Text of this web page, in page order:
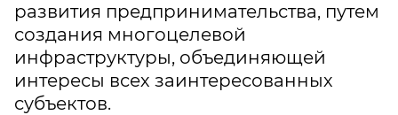
развития предпринимательства, путем
создания многоцелевой
инфраструктуры, объединяющей
интересы всех заинтересованных
субъектов.